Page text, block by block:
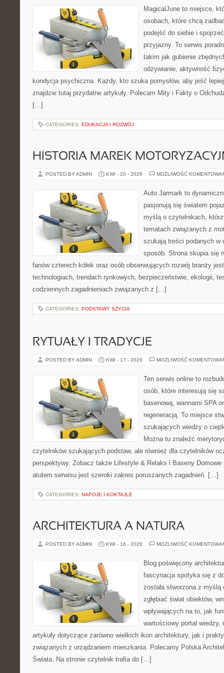
MagicalJune to miejsce,
osobach, które chcą
podejść do siebie i
przyjazny. To serwis
takim jak gubienie
odżywianie, aktywność
kondycja psychiczna. Każdy, kto szuka pomysłów, aby jeść
znajdzie tutaj przydatne artykuły. Polecam Mity i Fakty o
[…]
CATEGORIES: EDUKACJA I ROZWÓJ
HISTORIA MAREK
POSTED BY ADMIN KWI - 20 - 2026 MOŻLIWOŚĆ
Auto Jarmark to
pasjonują się światem
myślą o czytelnikach,
tematach związanych z
szukają treści podanych w
sposób. Strona skupia się
fanów czterech kółek oraz osób obserwujących rozwój branży
technologiach, trendach rynkowych, bezpieczeństwie, ekologii,
codziennych zagadnieniach związanych z […]
CATEGORIES: PODSTAWY SZYCIA
RYTUAŁY I TRADYCJE
POSTED BY ADMIN KWI - 17 - 2026 MOŻLIWOŚĆ
Ten serwis online to
osób, które interesują się
basenową, wannami SPA
regeneracją. To miejsce
szukających wiedzy o
Można tu znaleźć
czytelników szukających podstaw, ale również dla czytelników
perspektywy. Zobacz także Lifestyle & Relaks i Baseny Domowe
atutem serwisu jest szeroki zakres poruszanych zagadnień. […]
CATEGORIES: NAPOJE I KOKTAJLE
ARCHITEKTURA A NATURA
POSTED BY ADMIN KWI - 16 - 2026 MOŻLIWOŚĆ
Blog poświęcony
fascynacja spotyka się z
została stworzona z
zgłębiać świat obiektów,
wpływających na to, jak
wartościowy portal
artykuły dotyczące zarówno wielkich ikon architektury, jak i
związanych z urządzaniem mieszkania. Polecamy Polska
Świata. Na stronie czytelnik trafia do […]